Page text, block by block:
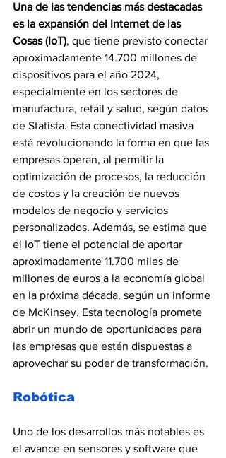
Una de las tendencias más destacadas
es la expansión del Internet de las
Cosas (IoT), que tiene previsto conectar
aproximadamente 14.700 millones de
dispositivos para el año 2024,
especialmente en los sectores de
manufactura, retail y salud, según datos
de Statista. Esta conectividad masiva
está revolucionando la forma en que las
empresas operan, al permitir la
optimización de procesos, la reducción
de costos y la creación de nuevos
modelos de negocio y servicios
personalizados. Además, se estima que
el IoT tiene el potencial de aportar
aproximadamente 11.700 miles de
millones de euros a la economía global
en la próxima década, según un informe
de McKinsey. Esta tecnología promete
abrir un mundo de oportunidades para
las empresas que estén dispuestas a
aprovechar su poder de transformación.
Robótica
Uno de los desarrollos más notables es
el avance en sensores y software que